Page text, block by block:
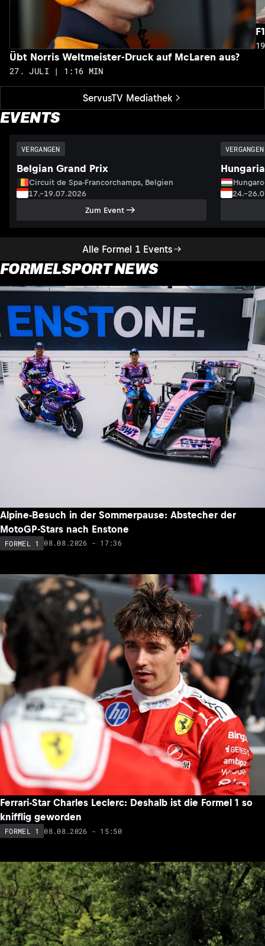
ServusTV Mediathek
Übt Norris Weltmeister-Druck auf McLaren aus?
27. JULI | 1:16 MIN
EVENTS
Alle Formel 1 Events
VERGANGEN
Belgian Grand Prix
Circuit de Spa-Francorchamps, Belgien
17.–19.07.2026
Zum Event
VERGANGEN
FORMELSPORT NEWS
Alpine-Besuch in der Sommerpause: Abstecher der
MotoGP-Stars nach Enstone
FORMEL 1 08.08.2026 - 17:36
Ferrari-Star Charles Leclerc: Deshalb ist die Formel 1 so
knifflig geworden
FORMEL 1 08.08.2026 - 15:50